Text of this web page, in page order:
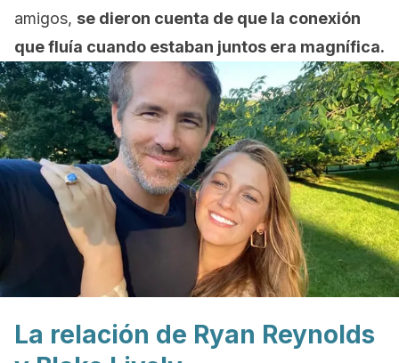
amigos, se dieron cuenta de que la conexión
que fluía cuando estaban juntos era magnífica.
La relación de Ryan Reynolds